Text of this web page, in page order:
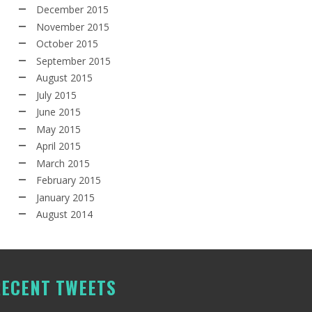
December 2015
November 2015
October 2015
September 2015
August 2015
July 2015
June 2015
May 2015
April 2015
March 2015
February 2015
January 2015
August 2014
TWEETS